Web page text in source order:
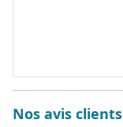
Nos avis clients